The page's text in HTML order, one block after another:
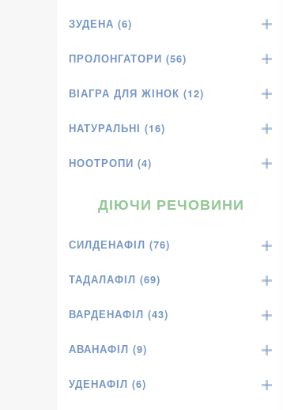
ЗУДЕНА (6)
ПРОЛОНГАТОРИ (56)
ВІАГРА ДЛЯ ЖІНОК (12)
НАТУРАЛЬНІ (16)
НООТРОПИ (4)
ДІЮЧИ РЕЧОВИНИ
СИЛДЕНАФІЛ (76)
ТАДАЛАФІЛ (69)
ВАРДЕНАФІЛ (43)
АВАНАФІЛ (9)
УДЕНАФІЛ (6)